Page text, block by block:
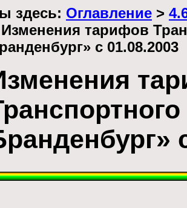
здесь: Оглавление >
тарифов
с 01.08.2003